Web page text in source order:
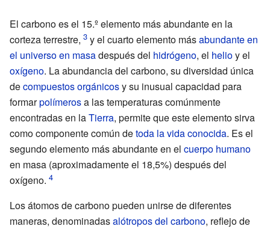
El carbono es el 15.º elemento más abundante en la
corteza terrestre,
y el cuarto elemento másabundante en
el universo en masadespués del hidrógeno, el helioy el
oxígeno. La abundancia del carbono, su diversidad única
decompuestos orgánicosy su inusual capacidad para
formarpolímerosa las temperaturas comúnmente
encontradas en laTierra, permite que este elemento sirva
como componente común detoda la vida conocida. Es el
segundo elemento más abundante en el cuerpo humano
en masa (aproximadamente el 18,5%) después del
oxígeno.
Los átomos de carbono pueden unirse de diferentes
maneras, denominadasalótropos del carbono, reflejo de